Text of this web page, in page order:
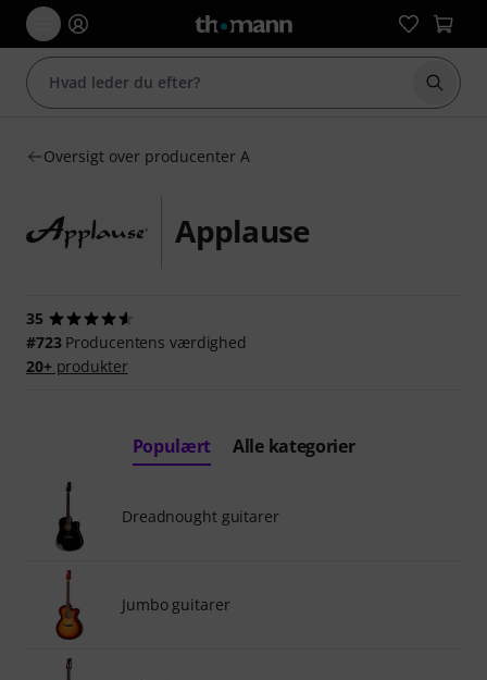
Start
Oversigt over producenter A
Applause
35
#723Producentens værdighed
20+produkter
Populært Alle kategorier
Dreadnought guitarer
Jumbo guitarer